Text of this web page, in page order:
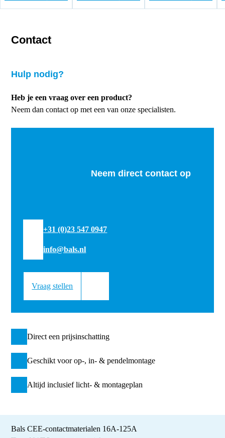
Contact
Hulp nodig?
Heb je een vraag over een product?
Neem dan contact op met een van onze specialisten.
Neem direct contact op
+31 (0)23 547 0947
info@bals.nl
Vraag stellen
Direct een prijsinschatting
Geschikt voor op-, in- & pendelmontage
Altijd inclusief licht- & montageplan
Bals CEE-contactmaterialen 16A-125A